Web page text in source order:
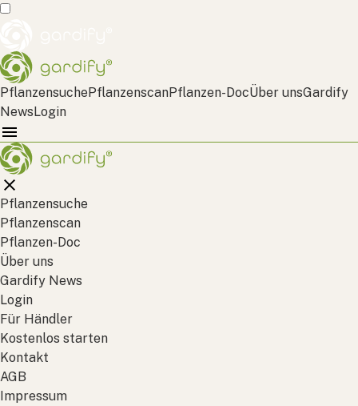
PflanzensuchePflanzenscanPflanzen-DocÜber unsGardify
NewsLogin
Pflanzensuche
Pflanzenscan
Pflanzen-Doc
Über uns
Gardify News
Login
Für Händler
Kostenlos starten
Kontakt
AGB
Impressum